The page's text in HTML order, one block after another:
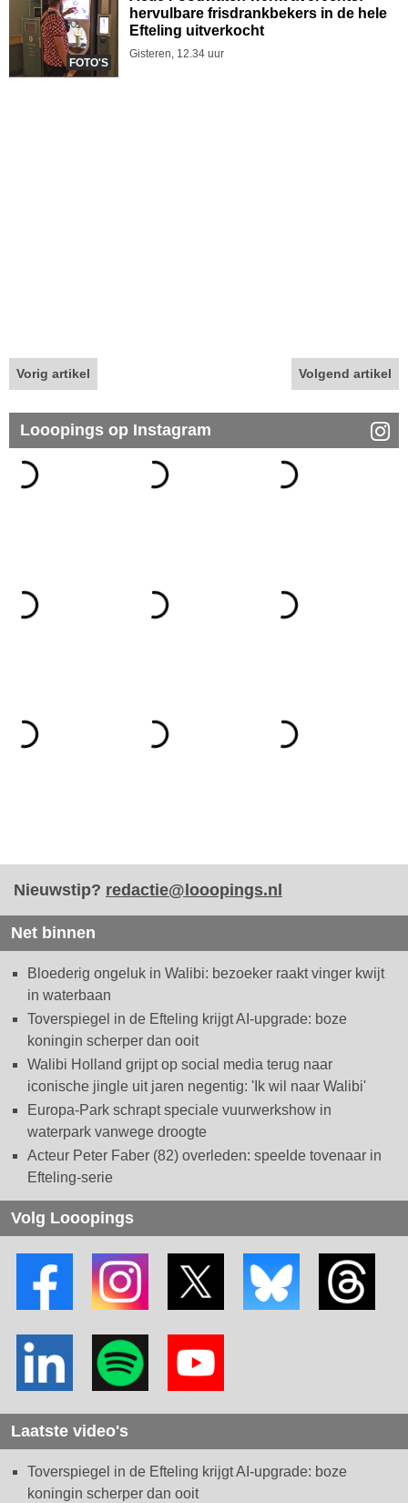
FOTO'S
hervulbare frisdrankbekers in de hele
Efteling uitverkocht
Gisteren, 12.34 uur
Vorig artikel Volgend artikel
Looopings op Instagram
Nieuwstip? redactie@looopings.nl
Net binnen
Bloederig ongeluk in Walibi: bezoeker raakt vinger kwijt
in waterbaan
Toverspiegel in de Efteling krijgt AI-upgrade: boze
koningin scherper dan ooit
Walibi Holland grijpt op social media terug naar
iconische jingle uit jaren negentig: 'Ik wil naar Walibi'
Europa-Park schrapt speciale vuurwerkshow in
waterpark vanwege droogte
Acteur Peter Faber (82) overleden: speelde tovenaar in
Efteling-serie
Volg Looopings
Laatste video's
Toverspiegel in de Efteling krijgt AI-upgrade: boze
koningin scherper dan ooit